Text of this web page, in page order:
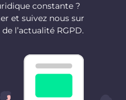
constante ?
et suivez nous sur
l’actualité RGPD.